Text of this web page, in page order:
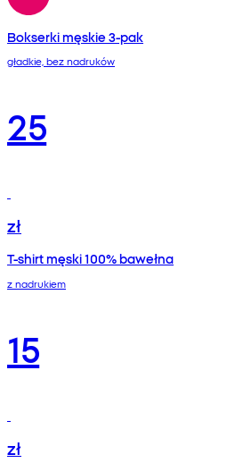
Bokserki męskie 3-pak
gładkie, bez nadruków
25
zł
T-shirt męski 100% bawełna
z nadrukiem
15
zł